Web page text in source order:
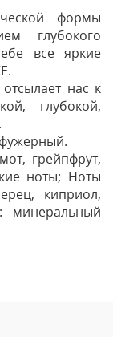
формы
глубокого
все яркие
нас к
глубокой,
грейпфрут,
ноты; Ноты
киприол,
минеральный